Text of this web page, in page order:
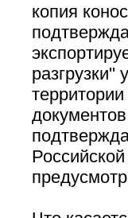
копия